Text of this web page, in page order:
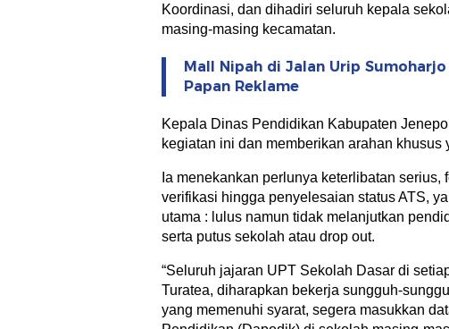
Koordinasi, dan dihadiri seluruh kepala
masing-masing kecamatan.
Mall Nipah di Jalan Urip
Papan Reklame
Kepala Dinas Pendidikan Kabupaten
kegiatan ini dan memberikan arahan
Ia menekankan perlunya keterlibatan
verifikasi hingga penyelesaian status ATS,
utama : lulus namun tidak melanjutkan
serta putus sekolah atau drop out.
“Seluruh jajaran UPT Sekolah Dasar di
Turatea, diharapkan bekerja sungguh-
yang memenuhi syarat, segera masukkan